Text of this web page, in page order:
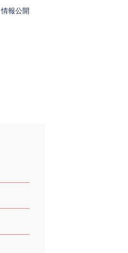
情報公開